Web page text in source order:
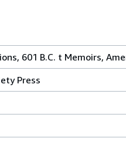
601 B.C. t Memoirs,
Press